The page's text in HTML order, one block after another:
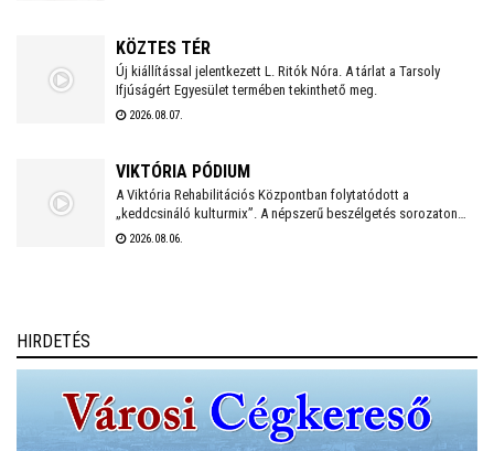
KÖZTES TÉR
Új kiállítással jelentkezett L. Ritók Nóra. A tárlat a Tarsoly
Ifjúságért Egyesület termében tekinthető meg.
2026.08.07.
VIKTÓRIA PÓDIUM
A Viktória Rehabilitációs Központban folytatódott a
„keddcsináló kulturmix”. A népszerű beszélgetés sorozaton
ezúttal is kivételes vendégek tisztelték meg a Viktória Pódium
2026.08.06.
HIRDETÉS